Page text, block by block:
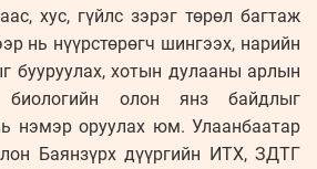
хус, гүйлс зэрэг төрөл багтаж
нь нүүрстөрөгч шингээх, нарийн
бууруулах, хотын дулааны арлын
биологийн олон янз байдлыг
нэмэр оруулах юм. Улаанбаатар
Баянзүрх дүүргийн ИТХ, ЗДТГ